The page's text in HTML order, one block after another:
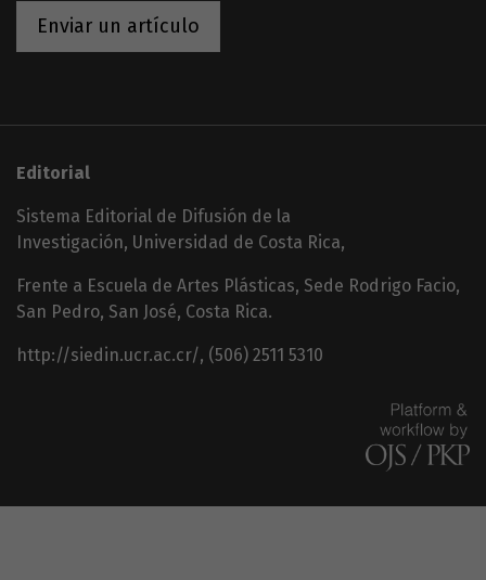
Enviar un artículo
Editorial
Sistema Editorial de Difusión de la
Investigación, Universidad de Costa Rica,
Frente a Escuela de Artes Plásticas, Sede Rodrigo Facio,
San Pedro, San José, Costa Rica.
http://siedin.ucr.ac.cr/, (506) 2511 5310